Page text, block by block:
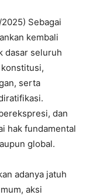
Sebagai
kembali
dasar seluruh
serta
dan
hak fundamental
global.
adanya jatuh
aksi